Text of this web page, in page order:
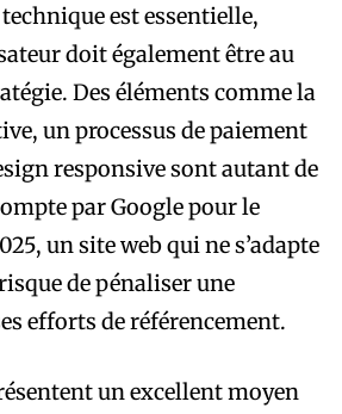
est essentielle,
doit également être au
Des éléments comme la
un processus de paiement
responsive sont autant de
par Google pour le
un site web qui ne s’adapte
de pénaliser une
efforts de référencement.
un excellent moyen